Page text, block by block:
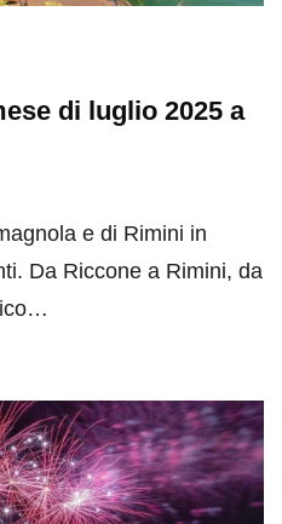
di luglio 2025 a
e di Rimini in
Da Riccone a Rimini, da